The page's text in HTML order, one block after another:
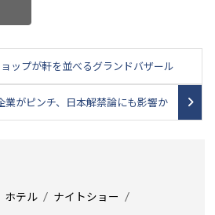
ップが軒を並べるグランドバザール
業がピンチ、日本解禁論にも影響か
ホテル ナイトショー